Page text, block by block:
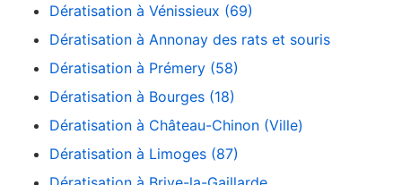
Dératisation à Vénissieux (69)
Dératisation à Annonay des rats et souris
Dératisation à Prémery (58)
Dératisation à Bourges (18)
Dératisation à Château-Chinon (Ville)
Dératisation à Limoges (87)